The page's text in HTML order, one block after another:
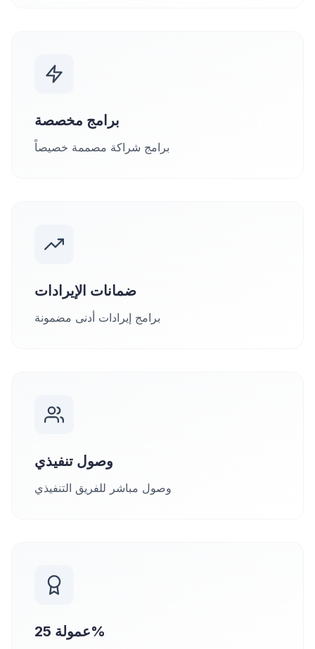
برامج مخصصة
برامج شراكة مصممة خصيصاً
ضمانات الإيرادات
برامج إيرادات أدنى مضمونة
وصول تنفيذي
وصول مباشر للفريق التنفيذي
عمولة 25%